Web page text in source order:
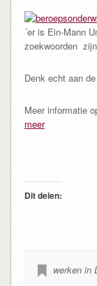
´er is Ein-Mann
zoekwoorden
Denk echt aan
Meer informatie
meer
Dit delen:
werken in